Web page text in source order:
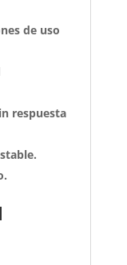
de uso
respuesta